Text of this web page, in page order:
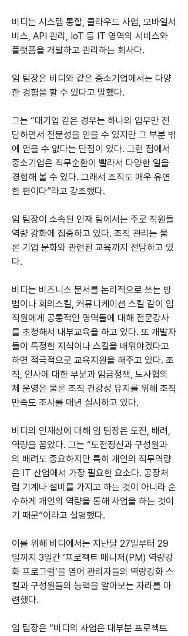
비디는 시스템 통합, 클라우드 사업, 모바일서
비스, API 관리, IoT 등 IT 영역의 서비스와
플랫폼을 개발하고 관리하는 회사다.
임 팀장은 비디와 같은 중소기업에서는 다양
한 경험을 할 수 있다고 말했다.
그는 “대기업 같은 경우는 하나의 업무만 전
담하면서 전문성을 얻을 수 있지만 그 부분 밖
에 얻을 수 없다는 단점이 있다. 그런 점에서
중소기업은 직무순환이 빨라서 다양한 일을
경험해 볼 수 있다. 그래서 조직도 매우 유연
한 편이다”라고 강조했다.
임 팀장이 소속된 인재 팀에서는 주로 직원들
역량 강화에 집중하고 있다. 조직 관리는 물
론 기업 문화와 관련된 교육까지 전담하고 있
다.
비디는 비즈니스 문서를 논리적으로 쓰는 방
법이나 회의스킬, 커뮤니케이션 스킬 같이 임
직원에게 공통적인 영역들에 대해 전문강사
를 초청해서 내부교육을 하고 있다. 또 개발자
들이 특정한 지식이나 스킬을 배워야겠다고
하면 적극적으로 교육지원을 해주고 있다. 조
직, 인사에 대한 부분과 임금정책, 노사협의
체 운영은 물론 조직 건강성 유지를 위해 조직
만족도 조사를 매년 실시하고 있다.
비디의 인재상에 대해 임 팀장은 도전, 배려,
역량을 꼽았다. 그는 “도전정신과 구성원과
의 배려도 중요하지만 특히 개인의 직무역량
은 IT 산업에서 가장 필요한 요소다. 공장처
럼 기계나 설비를 가지고 하는 것이 아니라 순
수하게 개인의 역량을 통해 사업을 하는 것이
기 때문”이라고 설명했다.
이를 위해 비디에서는 지난달 27일부터 29
일까지 3일간 ‘프로젝트 매니저(PM) 역량강
화 프로그램’을 열어 관리자들의 역량강화 스
킬과 구성원들의 능력을 알아보는 자리를 마
련했다.
임 팀장은 “비디의 사업은 대부분 프로젝트